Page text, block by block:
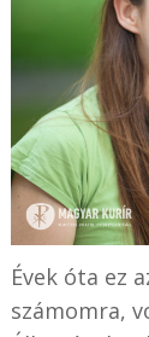
Évek óta ez
számomra,